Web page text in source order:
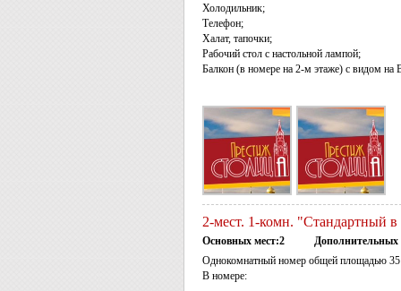
Холодильник;
Телефон;
Халат, тапочки;
Рабочий стол с настольной лампой;
Балкон (в номере на 2-м этаже) с видом на
2-мест. 1-комн. "Стандартный в
Основных мест:2
Дополнительных
Однокомнатный номер общей площадью
В номере: